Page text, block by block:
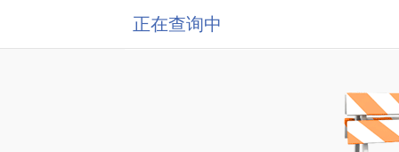
正在查询中